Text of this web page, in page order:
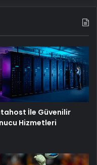
İle Güvenilir
Hizmetleri